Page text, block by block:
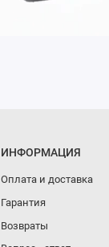
ИНФОРМАЦИЯ
Оплата и доставка
Гарантия
Возвраты